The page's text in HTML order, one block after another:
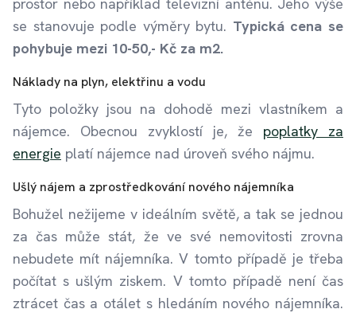
se stanovuje podle výměry bytu. Typická cena se
pohybuje mezi 10-50,- Kč za m2.
Náklady na plyn, elektřinu a vodu
Tyto položky jsou na dohodě mezi vlastníkem a
nájemce. Obecnou zvyklostí je, že poplatky za
energie platí nájemce nad úroveň svého nájmu.
Ušlý nájem a zprostředkování nového nájemníka
Bohužel nežijeme v ideálním světě, a tak se jednou
za čas může stát, že ve své nemovitosti zrovna
nebudete mít nájemníka. V tomto případě je třeba
počítat s ušlým ziskem. V tomto případě není čas
ztrácet čas a otálet s hledáním nového nájemníka.